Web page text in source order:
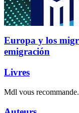
Europa y los
emigración
Livres
Mdl vous